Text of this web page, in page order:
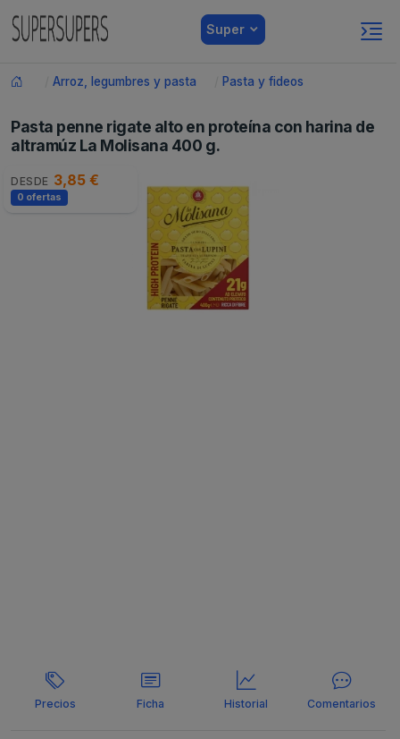
Super
Arroz, legumbres y pasta Pasta y fideos
Pasta penne rigate alto en proteína con harina de
altramúz La Molisana 400 g.
DESDE 3,85 €
0 ofertas
Precios Ficha Historial Comentarios